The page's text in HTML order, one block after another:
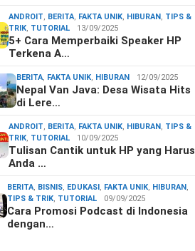
ANDROIT, BERITA, FAKTA UNIK, HIBURAN, TIPS &
TRIK, TUTORIAL 13/09/2025
5+ Cara Memperbaiki Speaker HP
Terkena A…
BERITA, FAKTA UNIK, HIBURAN 12/09/2025
Nepal Van Java: Desa Wisata Hits
di Lere…
ANDROIT, BERITA, FAKTA UNIK, HIBURAN, TIPS &
TRIK, TUTORIAL 10/09/2025
Tulisan Cantik untuk HP yang Harus
Anda …
BERITA, BISNIS, EDUKASI, FAKTA UNIK, HIBURAN,
TIPS & TRIK, TUTORIAL 09/09/2025
Cara Promosi Podcast di Indonesia
dengan…